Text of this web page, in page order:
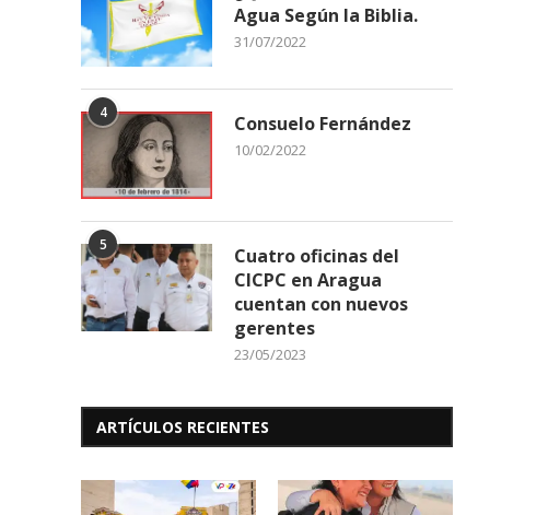
Agua Según la Biblia.
31/07/2022
4 Consuelo Fernández
10/02/2022
5
Cuatro oficinas del
CICPC en Aragua
cuentan con nuevos
gerentes
23/05/2023
ARTÍCULOS RECIENTES